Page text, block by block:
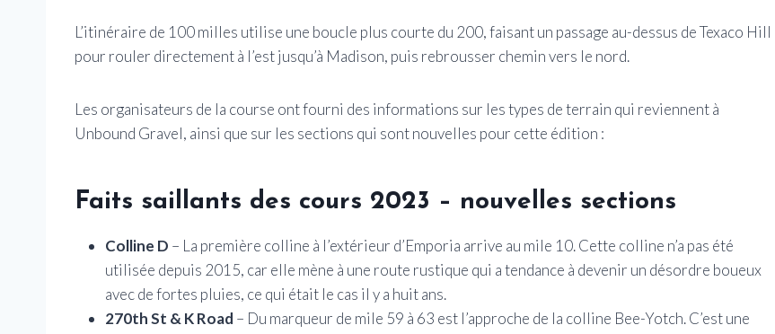
L’itinéraire de 100 milles utilise une boucle plus courte du 200, faisant un passage au-dessus de Texaco Hill
pour rouler directement à l’est jusqu’à Madison, puis rebrousser chemin vers le nord.
Les organisateurs de la course ont fourni des informations sur les types de terrain qui reviennent à
Unbound Gravel, ainsi que sur les sections qui sont nouvelles pour cette édition :
Faits saillants des cours 2023 – nouvelles sections
Colline D – La première colline à l’extérieur d’Emporia arrive au mile 10. Cette colline n’a pas été
utilisée depuis 2015, car elle mène à une route rustique qui a tendance à devenir un désordre boueux
avec de fortes pluies, ce qui était le cas il y a huit ans.
270th St & K Road – Du marqueur de mile 59 à 63 est l’approche de la colline Bee-Yotch. C’est une